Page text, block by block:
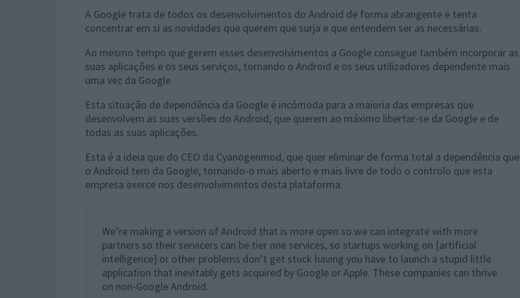
A Google trata de todos os desenvolvimentos do Android de forma abrangente e tenta
concentrar em si as novidades que querem que surja e que entendem ser as necessárias.
Ao mesmo tempo que gerem esses desenvolvimentos a Google consegue também incorporar as
suas aplicações e os seus serviços, tornando o Android e os seus utilizadores dependente mais
uma vez da Google.
Esta situação de dependência da Google é incómoda para a maioria das empresas que
desenvolvem as suas versões do Android, que querem ao máximo libertar-se da Google e de
todas as suas aplicações.
Esta é a ideia que do CEO da Cyanogenmod, que quer eliminar de forma total a dependência que
o Android tem da Google, tornando-o mais aberto e mais livre de todo o controlo que esta
empresa exerce nos desenvolvimentos desta plataforma.
We’re making a version of Android that is more open so we can integrate with more
partners so their servicers can be tier one services, so startups working on [artificial
intelligence] or other problems don’t get stuck having you have to launch a stupid little
application that inevitably gets acquired by Google or Apple. These companies can thrive
on non-Google Android.